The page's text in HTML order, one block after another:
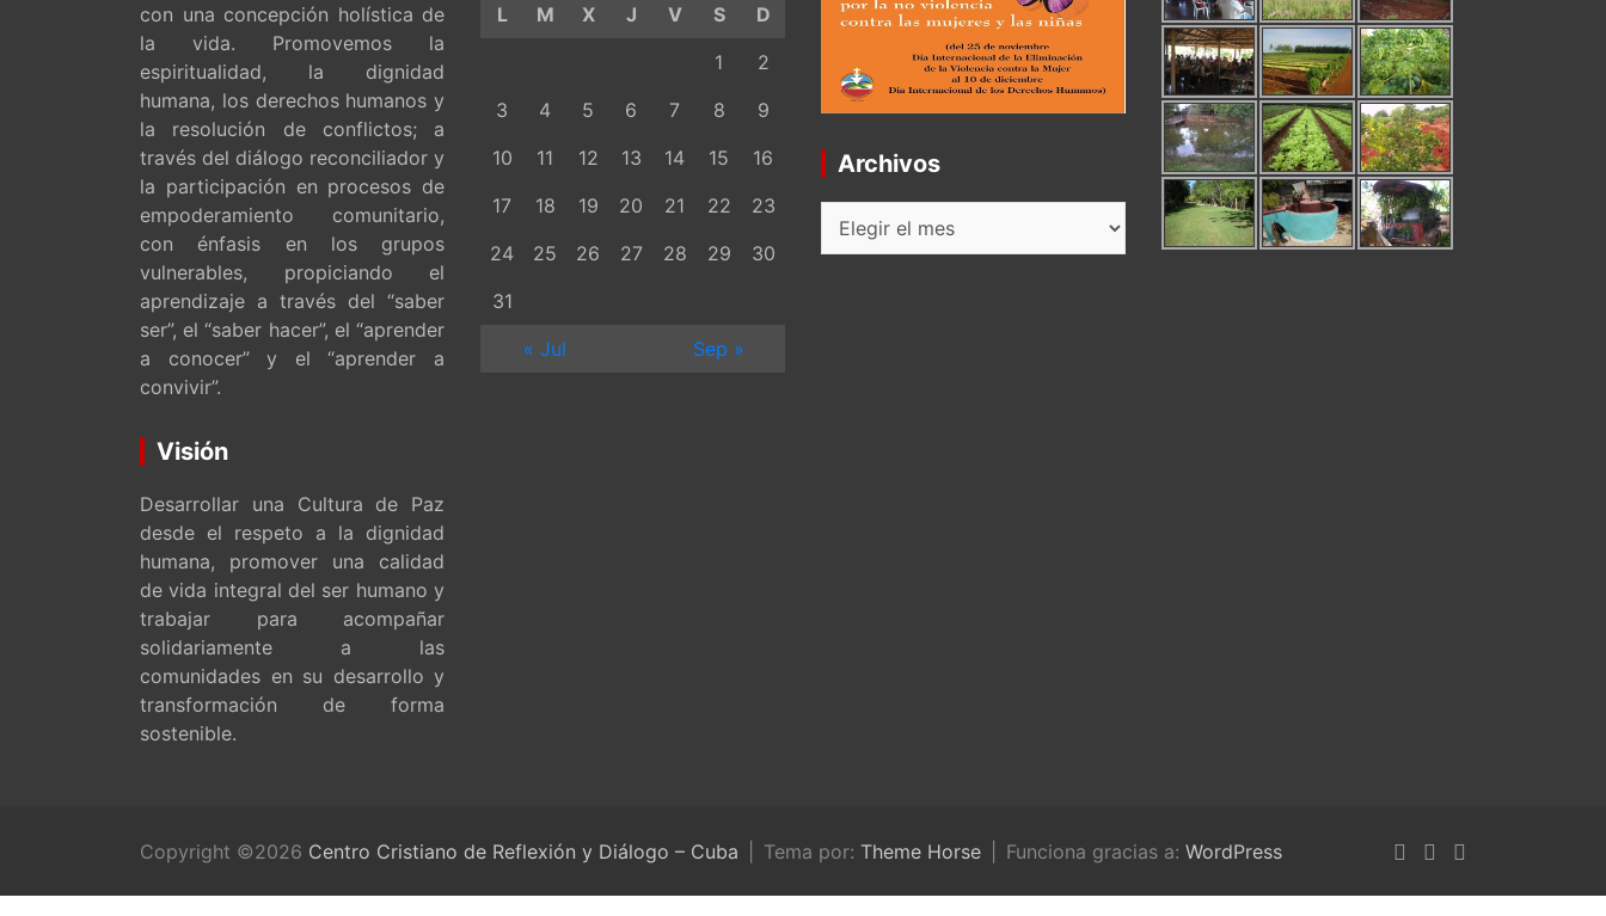
con una concepción holística de
la vida. Promovemos la
espiritualidad, la dignidad
humana, los derechos humanos y
la resolución de conflictos; a
través del diálogo reconciliador y
la participación en procesos de
empoderamiento comunitario,
con énfasis en los grupos
vulnerables, propiciando el
aprendizaje a través del “saber
ser”, el “saber hacer”, el “aprender
a conocer” y el “aprender a
convivir”.
Visión
Desarrollar una Cultura de Paz
desde el respeto a la dignidad
humana, promover una calidad
de vida integral del ser humano y
trabajar para acompañar
solidariamente a las
comunidades en su desarrollo y
transformación de forma
sostenible.
L
M X J V S
D
1
2
3
4 5 6 7 8
9
10
11 12 13 14 15
16
17
18 19 20 21 22
23
24
25 26 27 28 29
30
31
« Jul
Sep »
Archivos
Archivos
Copyright ©2026 Centro Cristiano de Reflexión y Diálogo – Cuba Tema por: Theme Horse Funciona gracias a: WordPress